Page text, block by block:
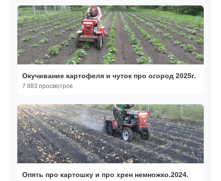
Окучивание картофеля и чуток про огород 2025г.
7 883 просмотров
Опять про картошку и про хрен немножко.2024.